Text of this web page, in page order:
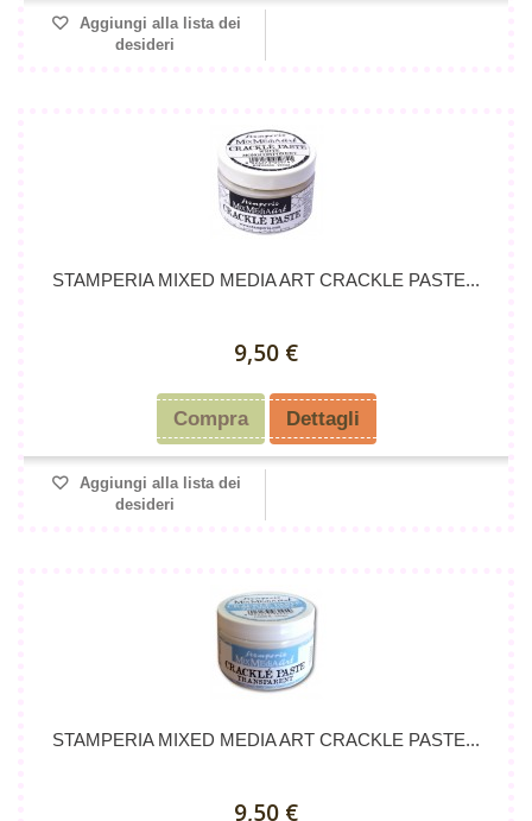
Aggiungi alla lista dei
desideri
STAMPERIA MIXED MEDIA ART CRACKLE PASTE...
9,50 €
Compra Dettagli
Aggiungi alla lista dei
desideri
STAMPERIA MIXED MEDIA ART CRACKLE PASTE...
9,50 €